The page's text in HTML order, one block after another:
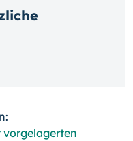
vorgelagerten